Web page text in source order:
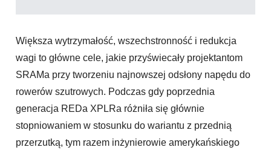
Większa wytrzymałość, wszechstronność i redukcja
wagi to główne cele, jakie przyświecały projektantom
SRAMa przy tworzeniu najnowszej odsłony napędu do
rowerów szutrowych. Podczas gdy poprzednia
generacja REDa XPLRa różniła się głównie
stopniowaniem w stosunku do wariantu z przednią
przerzutką, tym razem inżynierowie amerykańskiego